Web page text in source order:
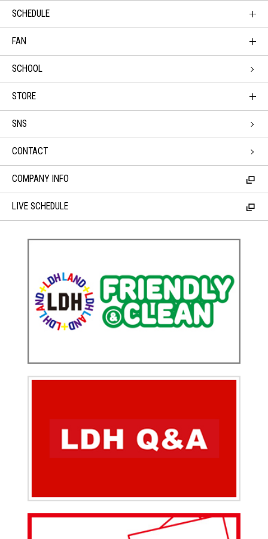
SCHEDULE
FAN
SCHOOL
STORE
SNS
CONTACT
COMPANY INFO
LIVE SCHEDULE